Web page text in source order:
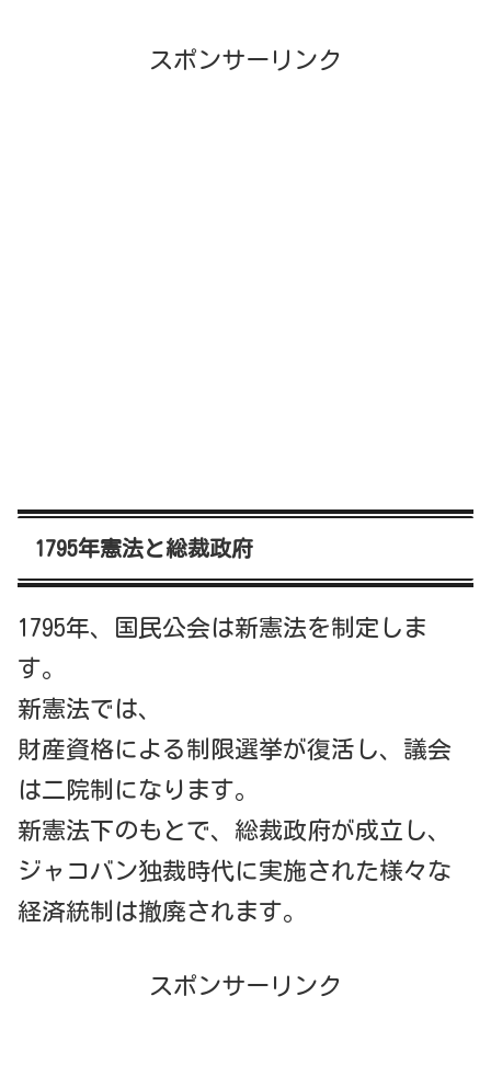
スポンサーリンク
1795年憲法と総裁政府
1795年、国民公会は新憲法を制定しま
す。
新憲法では、
財産資格による制限選挙が復活し、議会
は二院制になります。
新憲法下のもとで、総裁政府が成立し、
ジャコバン独裁時代に実施された様々な
経済統制は撤廃されます。
スポンサーリンク